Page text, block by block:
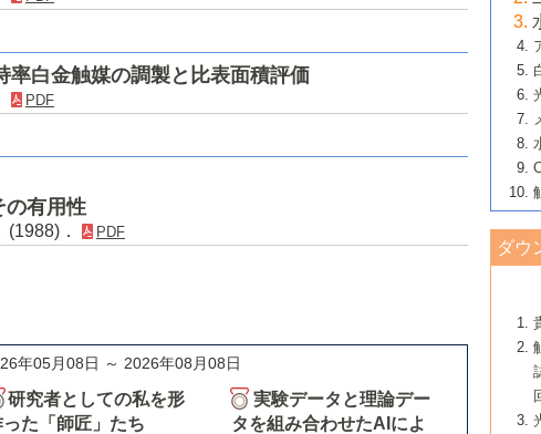
率白金触媒の調製と比表面積評価
PDF
の有用性
(1988)． PDF
年05月08日 ～ 2026年08月08日
研究者としての私を形
った「師匠」たち
実験データと理論デー
タを組み合わせたAIによ
院大
6号
ガス
B号
大学）
研究
6号
媒技術
B号
大学
者た
4号
者た
5号
者た
6号
の最
B号
立大学
3号
るア
4号
5号
進歩
6号
B号
向
開発動
4号
5号
する
6号
B号
ール
ける
2号
3号
媒技術
4号
5号
6号 ナ
B号
1号
の進歩
2号
3号
4号
5号
6号
7号 水
▼53
1号
2号
3号
4号
5号
合成
6号 新
7号
▼52
1号
2号
3号
4号
計に
5号 触
7号
8号
触媒
1号
2号
3号
4号 水
蔵技
5号
7号
触媒
▼50
1号
そし
2号
4号 錯
構築
5号
企業編
6号
7号
▼49
1号
2号 第
3号 実
を実
5号
の可
7号
▼48
1号 固
2号 第
3号
5号
しい展
6号
7号
1号 最
2号
4号
5号
6号
▼46巻
1号
2号
3号
4号
5号
▼45
1号
2号
3号
4号
▼44
1号
2号
3号
▼43
1号
2号
▼42
1号
▼41
ダウ